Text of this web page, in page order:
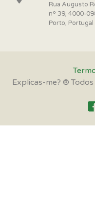
Rua Augusto
nº 39, 4000-
Porto, Portugal
Explicas-me? ®